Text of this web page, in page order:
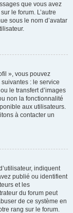
que vous avez
le forum. L’autre
sous le nom d’avatar
», vous pouvez
: le service
le transfert d’images
non la fonctionnalité
aux utilisateurs.
à contacter un
indiquent
publié ou identifient
et les
du forum peut
de ce système en
rang sur le forum.